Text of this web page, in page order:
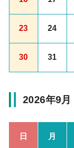
23 24
30 31
2026年9月
日 月